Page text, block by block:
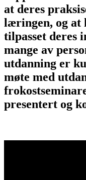
at deres
læringen, og
tilpasset deres
mange av
utdanning er
møte med
presentert og